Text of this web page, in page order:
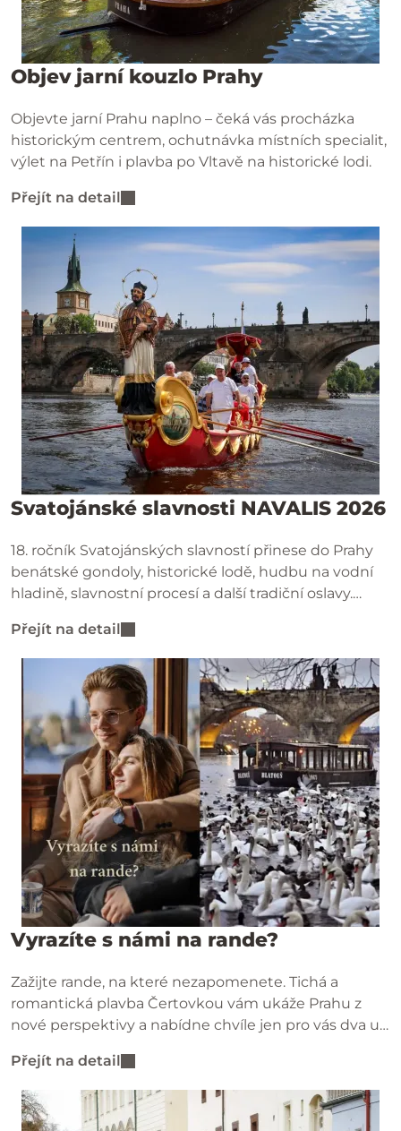
Objev jarní kouzlo Prahy
Objevte jarní Prahu naplno – čeká vás procházka
historickým centrem, ochutnávka místních specialit,
výlet na Petřín i plavba po Vltavě na historické lodi.
Přejít na detail
Svatojánské slavnosti NAVALIS 2026
18. ročník Svatojánských slavností přinese do Prahy
benátské gondoly, historické lodě, hudbu na vodní
hladině, slavnostní procesí a další tradiční oslavy.
Jana Nepomuckého.
Přejít na detail
Vyrazíte s námi na rande?
Zažijte rande, na které nezapomenete. Tichá a
romantická plavba Čertovkou vám ukáže Prahu z
nové perspektivy a nabídne chvíle jen pro vás dva u
Přejít na detail